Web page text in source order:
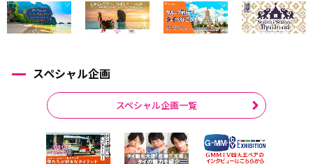
スペシャル企画
スペシャル企画一覧